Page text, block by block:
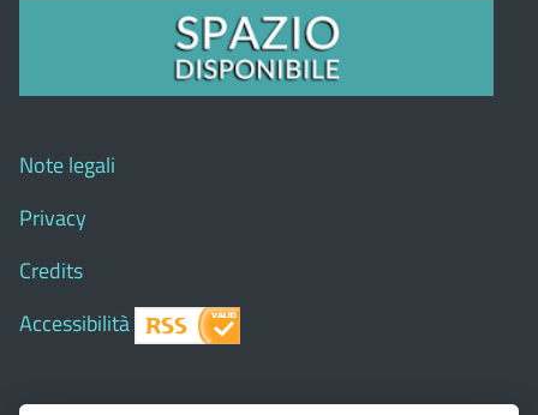
Note legali
Privacy
Credits
Accessibilità